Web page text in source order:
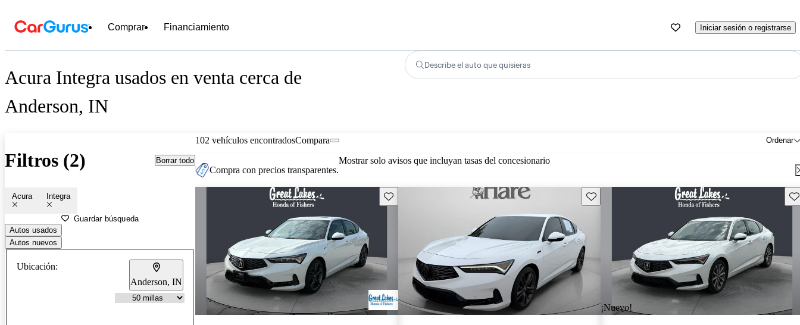
Comprar Financiamiento Iniciar sesión o registrarse
Acura Integra usados en venta cerca de
Anderson, IN
Describe el auto que quisieras
Filtros (2) Borrar todo
Acura Integra
Guardar búsqueda
Autos usados
Autos nuevos
Ubicación:
Anderson, IN
102 vehículos encontrados Ordenar
Compara
Compra con precios transparentes.
Mostrar solo avisos que incluyan tasas del concesionario
Guarda este Aviso Guarda este Aviso
¡Nuevo!